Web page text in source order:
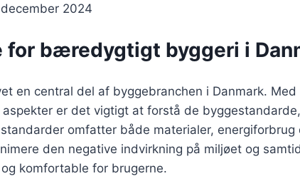
2024
for bæredygtigt byggeri i
en central del af byggebranchen i Danmark.
er det vigtigt at forstå de
omfatter både materialer, energiforbrug
den negative indvirkning på miljøet og
komfortable for brugerne.